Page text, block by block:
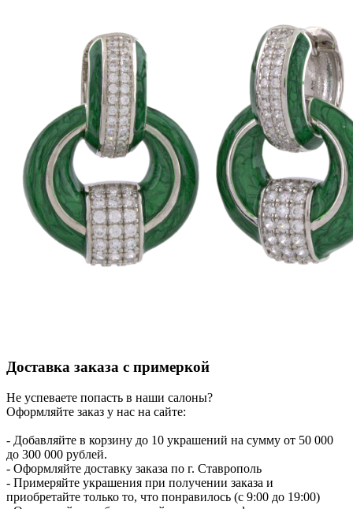
Доставка заказа с примеркой
Не успеваете попасть в наши салоны?
Оформляйте заказ у нас на сайте:
- Добавляйте в корзину до 10 украшений на сумму от 50 000
до 300 000 рублей.
- Оформляйте доставку заказа по г. Ставрополь
- Примеряйте украшения при получении заказа и
приобретайте только то, что понравилось (с 9:00 до 19:00)